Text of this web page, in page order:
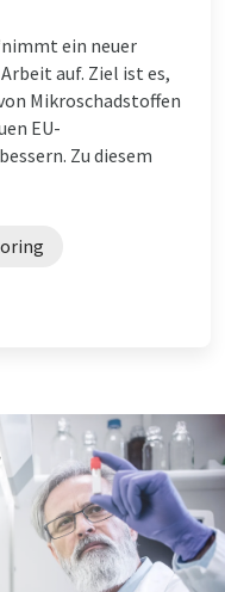
ein neuer
auf. Ziel ist es,
Mikroschadstoffen
EU-
Zu diesem